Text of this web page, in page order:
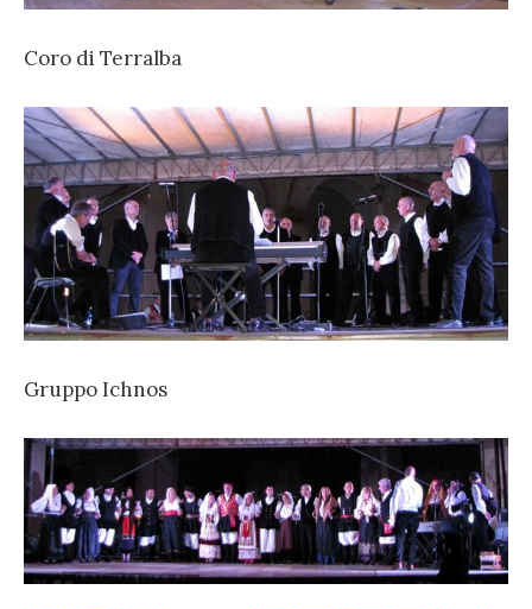
Coro di Terralba
Gruppo Ichnos